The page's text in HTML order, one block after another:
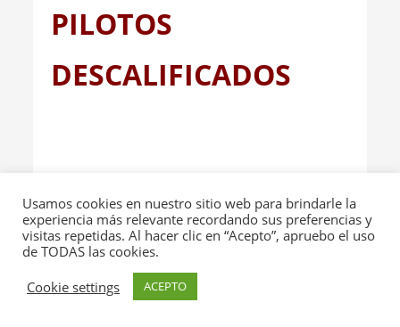
PILOTOS
DESCALIFICADOS
Usamos cookies en nuestro sitio web para brindarle la
experiencia más relevante recordando sus preferencias y
visitas repetidas. Al hacer clic en “Acepto”, apruebo el uso
de TODAS las cookies.
Cookie settings
ACEPTO